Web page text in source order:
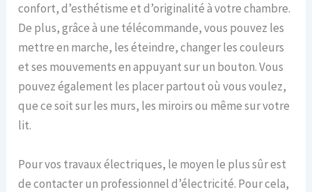
confort, d’esthétisme et d’originalité à votre chambre.
De plus, grâce à une télécommande, vous pouvez les
mettre en marche, les éteindre, changer les couleurs
et ses mouvements en appuyant sur un bouton. Vous
pouvez également les placer partout où vous voulez,
que ce soit sur les murs, les miroirs ou même sur votre
lit.
Pour vos travaux électriques, le moyen le plus sûr est
de contacter un professionnel d’électricité. Pour cela,